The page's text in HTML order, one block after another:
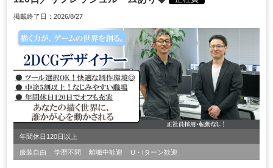
掲載終了日：2026/8/27
年間休日120日以上
服装自由 学歴不問 離職中歓迎 U・Iターン歓迎